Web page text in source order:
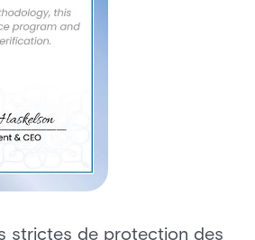
strictes de protection des